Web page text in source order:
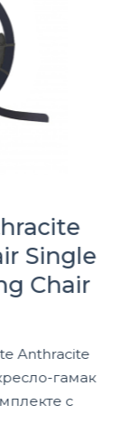
Single
Chair
Anthracite
гамак
с